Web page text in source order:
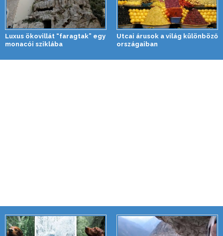
Luxus ökovillát “faragtak” egy
monacói sziklába
Utcai árusok a világ különböző
országaiban